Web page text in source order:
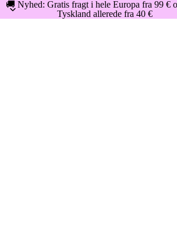
🚚 Nyhed: Gratis fragt i hele Europa fra 99 €
Tyskland allerede fra 40 €